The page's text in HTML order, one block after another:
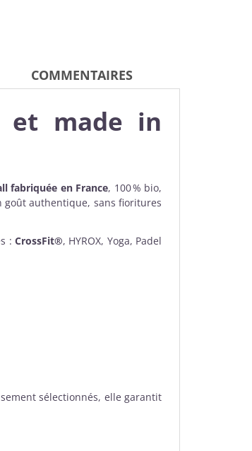
COMMENTAIRES
et made in
fabriquée en France, 100 % bio,
authentique, sans fioritures
: CrossFit®, HYROX, Yoga, Padel
sélectionnés, elle garantit